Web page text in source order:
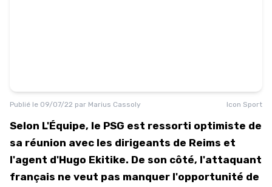
Publié le 09/07/22 par Marius Cassoly Icon Sport
Selon L'Équipe, le PSG est ressorti optimiste de
sa réunion avec les dirigeants de Reims et
l'agent d'Hugo Ekitike. De son côté, l'attaquant
français ne veut pas manquer l'opportunité de